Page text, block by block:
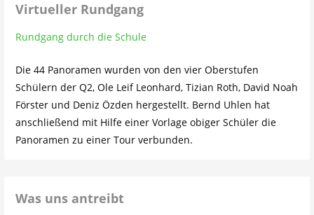
Virtueller Rundgang
Rundgang durch die Schule
Die 44 Panoramen wurden von den vier Oberstufen
Schülern der Q2, Ole Leif Leonhard, Tizian Roth, David Noah
Förster und Deniz Özden hergestellt. Bernd Uhlen hat
anschließend mit Hilfe einer Vorlage obiger Schüler die
Panoramen zu einer Tour verbunden.
Was uns antreibt